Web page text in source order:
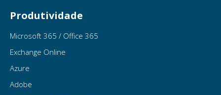
Produtividade
Microsoft 365 / Office 365
Exchange Online
Azure
Adobe